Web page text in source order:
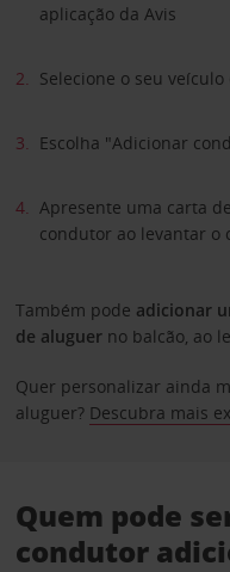
aplicação da Avis
Selecione o seu
Escolha "Adicionar
Apresente uma carta
condutor ao levantar o
Também pode adicionar
de aluguerno balcão, ao
Quer personalizar ainda
aluguer? Descubra mais
Quem pode
condutor